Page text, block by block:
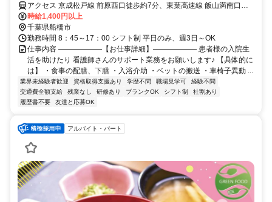
アクセス 京成松戸線 前原西口徒歩約7分、東葉高速線 飯山満南口徒
歩約15分、京成松戸線 薬園台西口徒歩約19分 新京成線「前原駅」徒
歩8分、「津田沼駅」バス10分
時給1,400円以上
千葉県船橋市
勤務時間 8：45～17：00 シフト制 平日のみ、週3日～OK
仕事内容 ――――――【お仕事詳細】―――――― 患者様の入院生
活を助けたり 看護師さんのサポート業務をお願いします♪ 【具体的に
は】 ・食事の配膳、下膳 ・入浴介助 ・ベットの搬送 ・車椅子異動 ...
業界未経験者歓迎 資格取得支援あり 学歴不問 職場見学可
経験不問
交通費全額支給
残業なし 研修あり ブランクOK シフト制
社割あり
履歴書不要
友達と応募OK
アルバイト・パート